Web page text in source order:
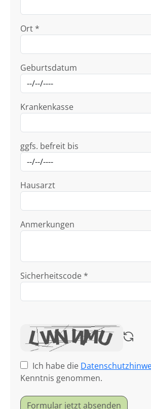
Ort *
Geburtsdatum
Krankenkasse
ggfs. befreit bis
Hausarzt
Anmerkungen
Sicherheitscode *
Ich habe die
Kenntnis genommen.
Formular jetzt absenden